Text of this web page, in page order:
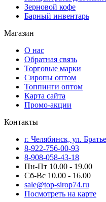
Зерновой кофе
Барный инвентарь
Магазин
О нас
Обратная связь
Торговые марки
Сиропы оптом
Топпинги оптом
Карта сайта
Промо-акции
Контакты
г. Челябинск, ул.
8-922-756-00-93
8-908-058-43-18
Пн-Пт 10.00 - 19.00
Сб-Вс 10.00 - 16.00
sale@top-sirop74.ru
Посмотреть на карте